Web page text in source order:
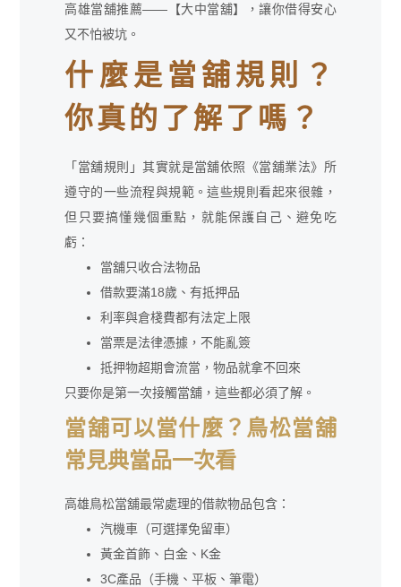
高雄當舖推薦——【大中當舖】，讓你借得安心
又不怕被坑。
什麼是當舖規則？
你真的了解了嗎？
「當舖規則」其實就是當舖依照《當舖業法》所
遵守的一些流程與規範。這些規則看起來很雜，
但只要搞懂幾個重點，就能保護自己、避免吃
虧：
當舖只收合法物品
借款要滿18歲、有抵押品
利率與倉棧費都有法定上限
當票是法律憑據，不能亂簽
抵押物超期會流當，物品就拿不回來
只要你是第一次接觸當舖，這些都必須了解。
當舖可以當什麼？鳥松當舖
常見典當品一次看
高雄鳥松當舖最常處理的借款物品包含：
汽機車（可選擇免留車）
黃金首飾、白金、K金
3C產品（手機、平板、筆電）